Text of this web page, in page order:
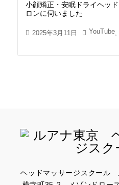
小顔矯正・安眠ドライヘッ
ロンに伺いました
2025年3月11日 YouTube
ヘッドマッサージスクール